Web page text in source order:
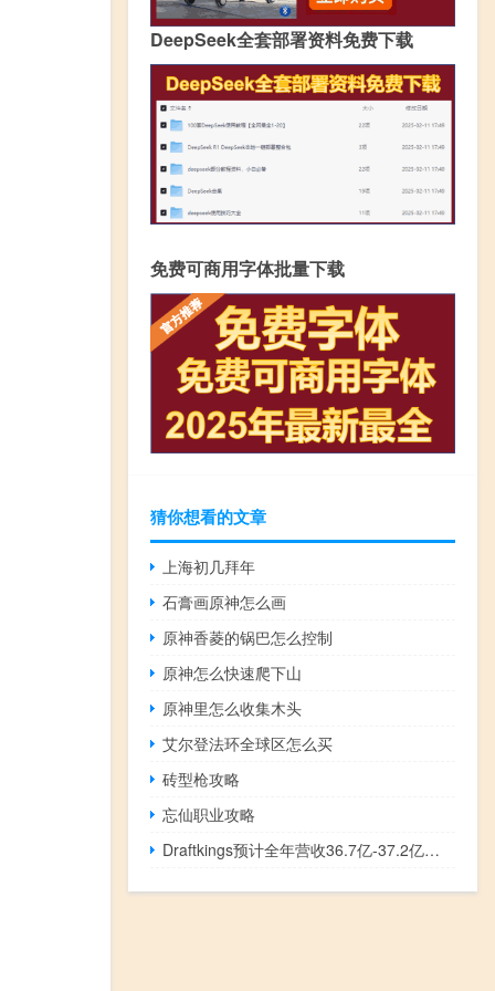
DeepSeek全套部署资料免费下载
免费可商用字体批量下载
猜你想看的文章
上海初几拜年
石膏画原神怎么画
原神香菱的锅巴怎么控制
原神怎么快速爬下山
原神里怎么收集木头
艾尔登法环全球区怎么买
砖型枪攻略
忘仙职业攻略
Draftkings预计全年营收36.7亿-37.2亿美元公司原本预计34.6亿-35.4亿美元